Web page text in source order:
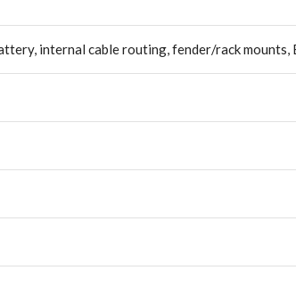
internal cable routing, fender/rack